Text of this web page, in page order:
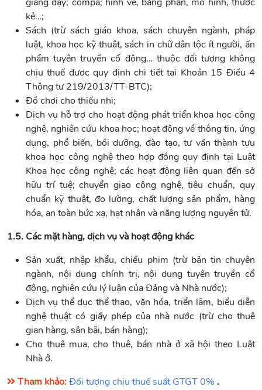
kẻ…;
Sách (trừ sách giáo khoa, sách chuyên ngành, pháp
luật, khoa học kỹ thuật, sách in chữ dân tộc ít người, ấn
phẩm tuyên truyền cổ động… thuộc đối tượng không
chịu thuế được quy định chi tiết tại Khoản 15 Điều 4
Thông tư 219/2013/TT-BTC);
Đồ chơi cho thiếu nhi;
Dịch vụ hỗ trợ cho hoạt động phát triển khoa học công
nghệ, nghiên cứu khoa học; hoạt động về thông tin, ứng
dụng, phổ biến, bồi dưỡng, đào tạo, tư vấn thành tựu
khoa học công nghệ theo hợp đồng quy định tại Luật
Khoa học công nghệ; các hoạt động liên quan đến sở
hữu trí tuệ; chuyển giao công nghệ, tiêu chuẩn, quy
chuẩn kỹ thuật, đo lường, chất lượng sản phẩm, hàng
hóa, an toàn bức xạ, hạt nhân và năng lượng nguyên tử.
1.5. Các mặt hàng, dịch vụ và hoạt động khác
Sản xuất, nhập khẩu, chiếu phim (trừ bản tin chuyên
ngành, nội dung chính trị, nội dung tuyên truyền cổ
động, nghiên cứu lý luận của Đảng và Nhà nước);
Dịch vụ thể dục thể thao, văn hóa, triển lãm, biểu diễn
nghệ thuật có giấy phép của nhà nước (trừ cho thuê
gian hàng, sân bãi, bán hàng);
Cho thuê mua, cho thuê, bán nhà ở xã hội theo Luật
Nhà ở.
Tham khảo:Đối tượng chịu thuế suất GTGT 0% .